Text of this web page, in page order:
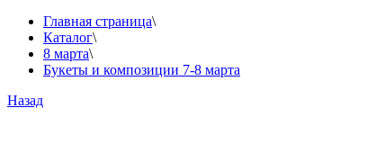
Главная страница\
Каталог\
8 марта\
Букеты и композиции 7-8 марта
Назад